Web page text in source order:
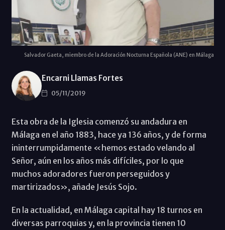
Salvador Gaeta, miembro de la Adoración Nocturna Española (ANE) en Málaga
Encarni Llamas Fortes
05/11/2019
Esta obra de la Iglesia comenzó su andadura en
Málaga en el año 1883, hace ya 136 años, y de forma
ininterrumpidamente «hemos estado velando al
Señor, aún en los años más difíciles, por lo que
muchos adoradores fueron perseguidos y
martirizados», añade Jesús Sojo.
En la actualidad, en Málaga capital hay 18 turnos en
diversas parroquias y, en la provincia tienen 10